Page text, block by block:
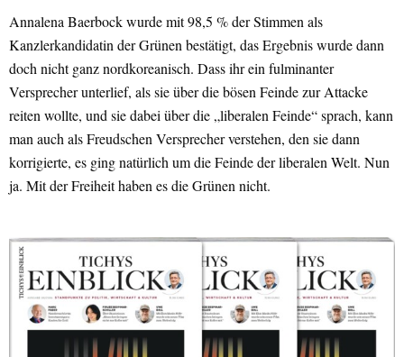
Annalena Baerbock wurde mit 98,5 % der Stimmen als
Kanzlerkandidatin der Grünen bestätigt, das Ergebnis wurde dann
doch nicht ganz nordkoreanisch. Dass ihr ein fulminanter
Versprecher unterlief, als sie über die bösen Feinde zur Attacke
reiten wollte, und sie dabei über die „liberalen Feinde“ sprach, kann
man auch als Freudschen Versprecher verstehen, den sie dann
korrigierte, es ging natürlich um die Feinde der liberalen Welt. Nun
ja. Mit der Freiheit haben es die Grünen nicht.